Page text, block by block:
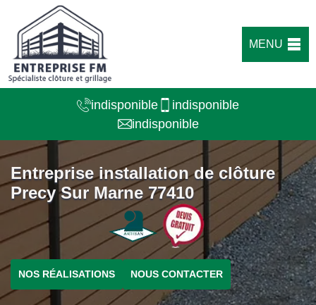
MENU
indisponible
indisponible
indisponible
Entreprise installation de clôture
Precy Sur Marne 77410
NOS RÉALISATIONS NOUS CONTACTER